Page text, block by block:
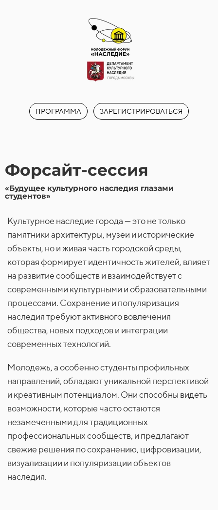
ПРОГРАММА ЗАРЕГИСТРИРОВАТЬСЯ
Форсайт-сессия
«Будущее культурного наследия глазами
студентов»
Культурное наследие города — это не только
памятники архитектуры, музеи и исторические
объекты, но и живая часть городской среды,
которая формирует идентичность жителей, влияет
на развитие сообществ и взаимодействует с
современными культурными и образовательными
процессами. Сохранение и популяризация
наследия требуют активного вовлечения
общества, новых подходов и интеграции
современных технологий.
Молодежь, аособенно студенты профильных
направлений, обладают уникальной перспективой
и креативным потенциалом. Они способны видеть
возможности, которые часто остаются
незамеченными для традиционных
профессиональных сообществ, и предлагают
свежие решения посохранению, цифровизации,
визуализации и популяризации объектов
наследия.